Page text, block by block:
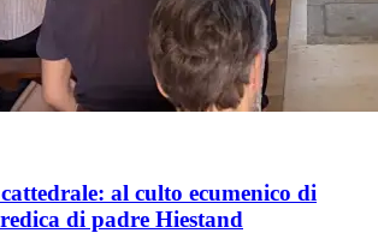
al culto ecumenico di
di padre Hiestand